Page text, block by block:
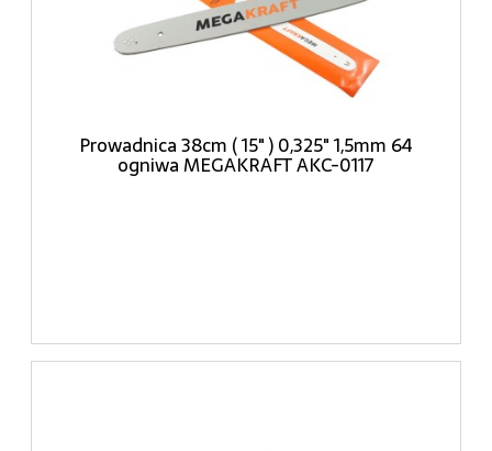
Prowadnica 38cm ( 15" ) 0,325" 1,5mm 64
ogniwa MEGAKRAFT AKC-0117